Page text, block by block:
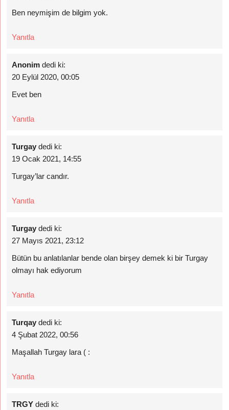
Ben neymişim de bilgim yok.
Yanıtla
Anonim dedi ki:
20 Eylül 2020, 00:05
Evet ben
Yanıtla
Turgay dedi ki:
19 Ocak 2021, 14:55
Turgay’lar candır.
Yanıtla
Turgay dedi ki:
27 Mayıs 2021, 23:12
Bütün bu anlatılanlar bende olan birşey demek ki bir Turgay
olmayı hak ediyorum
Yanıtla
Turqay dedi ki:
4 Şubat 2022, 00:56
Maşallah Turgay lara ( :
Yanıtla
TRGY dedi ki: